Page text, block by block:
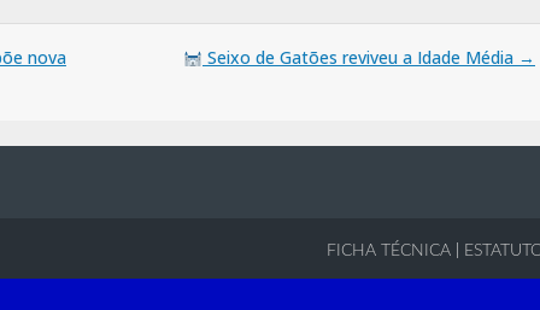
nova
Seixo de Gatões reviveu a Idade Média →
FICHA TÉCNICA